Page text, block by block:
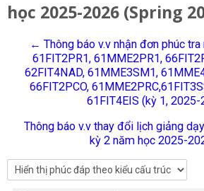
Tiếng Việt
Tìm
kiếm
khoá
học
học 2025-2026 (Spring
← Thông báo v.v nhận đơn phúc tra
61FIT2PR1, 61MME2PR1,
62FIT4NAD, 61MME3SM1,
66FIT2PCO,
61FIT4EIS (kỳ 1, 2025-
Thông báo v.v thay đổi lịch giảng
kỳ 2 năm học 2025-